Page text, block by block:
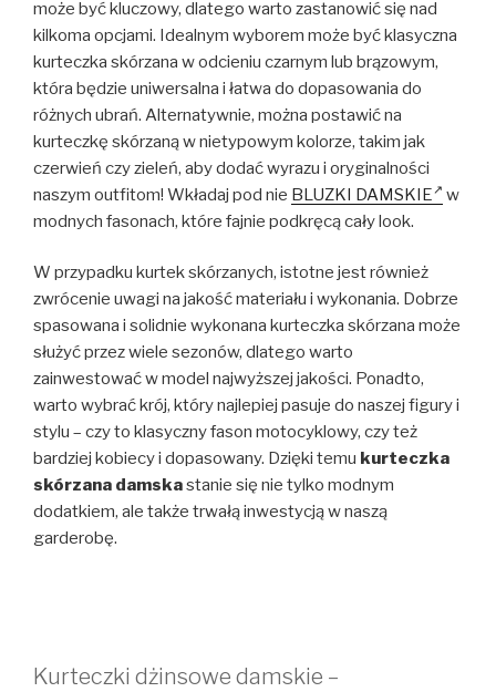
może być kluczowy, dlatego warto zastanowić się nad
kilkoma opcjami. Idealnym wyborem może być klasyczna
kurteczka skórzana w odcieniu czarnym lub brązowym,
która będzie uniwersalna i łatwa do dopasowania do
różnych ubrań. Alternatywnie, można postawić na
kurteczkę skórzaną w nietypowym kolorze, takim jak
czerwień czy zieleń, aby dodać wyrazu i oryginalności
naszym outfitom! Wkładaj pod nie BLUZKI DAMSKIE
w
modnych fasonach, które fajnie podkręcą cały look.
W przypadku kurtek skórzanych, istotne jest również
zwrócenie uwagi na jakość materiału i wykonania. Dobrze
spasowana i solidnie wykonana kurteczka skórzana może
służyć przez wiele sezonów, dlatego warto
zainwestować w model najwyższej jakości. Ponadto,
warto wybrać krój, który najlepiej pasuje do naszej figury i
stylu – czy to klasyczny fason motocyklowy, czy też
bardziej kobiecy i dopasowany. Dzięki temu kurteczka
skórzana damskastanie się nie tylko modnym
dodatkiem, ale także trwałą inwestycją w naszą
garderobę.
Kurteczki dżinsowe damskie –